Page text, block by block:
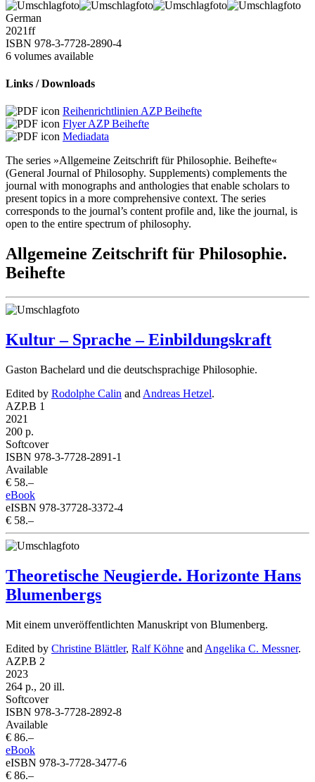
German
2021ff
ISBN 978-3-7728-2890-4
6 volumes available
Links / Downloads
Reihenrichtlinien AZP Beihefte
Flyer AZP Beihefte
Mediadata
The series »Allgemeine Zeitschrift für Philosophie. Beihefte«
(General Journal of Philosophy. Supplements) complements the
journal with monographs and anthologies that enable scholars to
present topics in a more comprehensive context. The series
corresponds to the journal’s content profile and, like the journal, is
open to the entire spectrum of philosophy.
Allgemeine Zeitschrift für Philosophie.
Beihefte
Kultur – Sprache – Einbildungskraft
Gaston Bachelard und die deutschsprachige Philosophie.
Edited by Rodolphe Calin and Andreas Hetzel.
AZP.B 1
2021
200 p.
Softcover
ISBN 978-3-7728-2891-1
Available
€ 58.–
eBook
eISBN 978-37728-3372-4
€ 58.–
Theoretische Neugierde. Horizonte Hans
Blumenbergs
Mit einem unveröffentlichten Manuskript von Blumenberg.
Edited by Christine Blättler, Ralf Köhne and Angelika C. Messner.
AZP.B 2
2023
264 p., 20 ill.
Softcover
ISBN 978-3-7728-2892-8
Available
€ 86.–
eBook
eISBN 978-3-7728-3477-6
€ 86.–